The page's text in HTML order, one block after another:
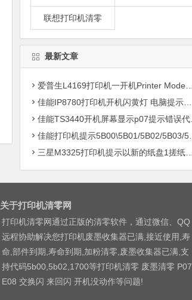
联想打印机清零
最新文章
爱普生L4169打印机一开机Printer Mode故障主板维修
佳能IP8780打印机开机闪黄灯 电脑提示错误5B00快速解决方案清零
佳能TS3440开机屏幕显示p07提示错误代码5B00快速解决方案 清零
佳能打印机提示5B00\5B01/5B02/5B03/5B04/5B11/5B12/5B13/5B14/1700/1702/1703/1704
三星M3325打印机提示以新的纸盘1搓纸轮进行更换
关于打印机清零网
打印机清零网通过正版的清零软件，通过微信、QQ
远程协助解决您打印机废墨收集器已满,接近使用,寿
命,部件到期,寿命到期,加粉清零,废墨收集器已满,支
持代码5b00,5b02,1700等打印机清零 废墨清零 P07
E08 交换闪 来回闪 开机没动作等问题!